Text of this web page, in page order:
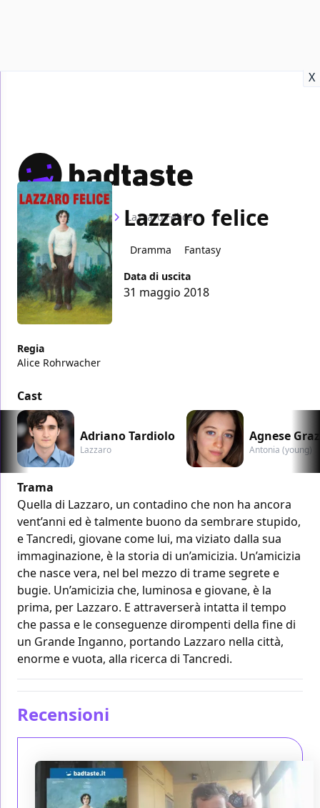
X
Home Film Lazzaro Felice
Lazzaro felice
Dramma
Fantasy
Data di uscita
31 maggio 2018
Regia
Alice Rohrwacher
Cast
Adriano Tardiolo
Lazzaro
Agnese
Antonia (young)
Trama
Quella di Lazzaro, un contadino che non ha ancora
vent’anni ed è talmente buono da sembrare stupido,
e Tancredi, giovane come lui, ma viziato dalla sua
immaginazione, è la storia di un’amicizia. Un’amicizia
che nasce vera, nel bel mezzo di trame segrete e
bugie. Un’amicizia che, luminosa e giovane, è la
prima, per Lazzaro. E attraverserà intatta il tempo
che passa e le conseguenze dirompenti della fine di
un Grande Inganno, portando Lazzaro nella città,
enorme e vuota, alla ricerca di Tancredi.
Recensioni